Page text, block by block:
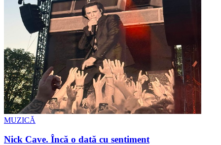
MUZICĂ
Nick Cave. Încă o dată cu sentiment